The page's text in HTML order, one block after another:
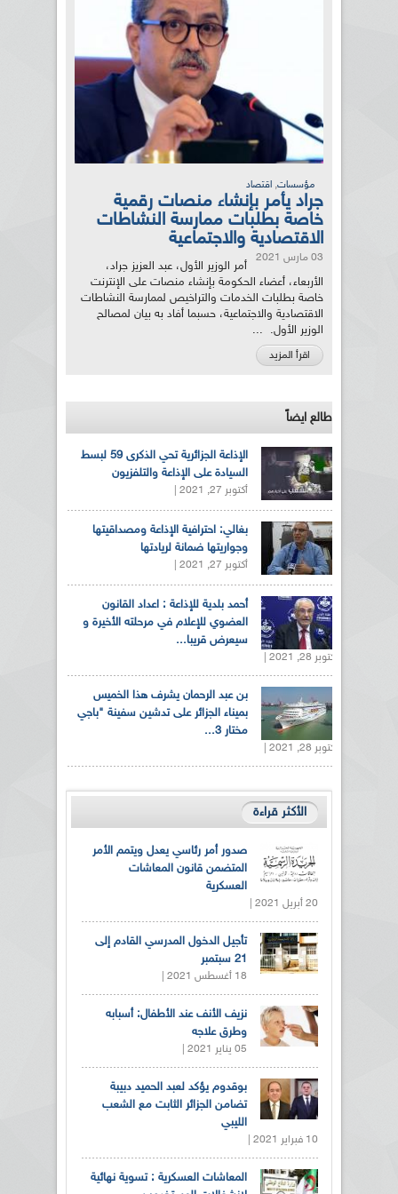
مؤسسات, اقتصاد
جراد يأمر بإنشاء منصات رقمية
خاصة بطلبات ممارسة النشاطات
الاقتصادية والاجتماعية
03 مارس 2021
أمر الوزير الأول، عبد العزيز جراد،
الأربعاء، أعضاء الحكومة بإنشاء منصات على الإنترنت
خاصة بطلبات الخدمات والتراخيص لممارسة النشاطات
الاقتصادية والاجتماعية، حسبما أفاد به بيان لمصالح
الوزير الأول. ...
اقرأ المزيد
طالع ايضاً
الإذاعة الجزائرية تحي الذكرى 59 لبسط
السيادة على الإذاعة والتلفزيون
أكتوبر 27, 2021 |
بغالي: احترافية الإذاعة ومصداقيتها
وجواريتها ضمانة لريادتها
أكتوبر 27, 2021 |
أحمد بلدية للإذاعة : اعداد القانون
العضوي للإعلام في مرحلته الأخيرة و
سيعرض قريبا...
أكتوبر 28, 2021 |
بن عبد الرحمان يشرف هذا الخميس
بميناء الجزائر على تدشين سفينة "باجي
مختار 3...
أكتوبر 28, 2021 |
الأكثر قراءة
صدور أمر رئاسي يعدل ويتمم الأمر
المتضمن قانون المعاشات
العسكرية
20 أبريل 2021 |
تأجيل الدخول المدرسي القادم إلى
21 سبتمبر
18 أغسطس 2021 |
نزيف الأنف عند الأطفال: أسبابه
وطرق علاجه
05 يناير 2021 |
بوقدوم يؤكد لعبد الحميد دبيبة
تضامن الجزائر الثابت مع الشعب
الليبي
10 فبراير 2021 |
المعاشات العسكرية : تسوية نهائية